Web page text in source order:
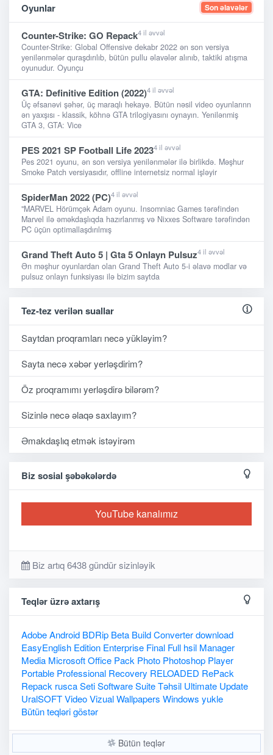
Oyunlar Son əlavələr
Counter-Strike: GO Repack4 il əvvəl
Counter-Strike: Global Offensive dekabr 2022 ən son versiya
yenilənmələr quraşdırılıb, bütün pullu əlavələr alınıb, taktiki atışma
oyunudur. Oyunçu
GTA: Definitive Edition (2022)4 il əvvəl
Üç əfsanəvi şəhər, üç maraqlı hekayə. Bütün nəsil video oyunlarınn
ən yaxşısı - klassik, köhnə GTA trilogiyasını oynayın. Yenilənmiş
GTA 3, GTA: Vice
PES 2021 SP Football Life 20234 il əvvəl
Pes 2021 oyunu, ən son versiya yenilənmələr ilə birlikdə. Məşhur
Smoke Patch versiyasıdır, offline internetsiz normal işləyir
SpiderMan 2022 (PC)4 il əvvəl
"MARVEL Hörümçək Adam oyunu. Insomniac Games tərəfindən
Marvel ilə əməkdaşlıqda hazırlanmış və Nixxes Software tərəfindən
PC üçün optimallaşdırılmış
Grand Theft Auto 5 | Gta 5 Onlayn Pulsuz4 il əvvəl
Ən məşhur oyunlardan olan Grand Theft Auto 5-i əlavə modlar və
pulsuz onlayn funksiyası ilə bizim saytda
Tez-tez verilən suallar
Saytdan proqramları necə yükləyim?
Sayta necə xəbər yerləşdirim?
Öz proqramımı yerləşdirə bilərəm?
Sizinlə necə əlaqə saxlayım?
Əmakdaşlıq etmək istəyirəm
Biz sosial şəbəkələrdə
YouTube kanalımız
Biz artıq 6438 gündür sizinləyik
Teqlər üzrə axtarış
AdobeAndroid BDRip Beta BuildConverterdownload
EasyEnglish Edition Enterprise Final Full hsil Manager
Media MicrosoftOffice Pack Photo Photoshop Player
Portable Professional Recovery RELOADED RePack
Repack ruscaSetiSoftwareSuiteTəhsil Ultimate Update
UralSOFTVideoVizualWallpapers Windows yukle
Bütün teqləri göstər
Bütün teqlər